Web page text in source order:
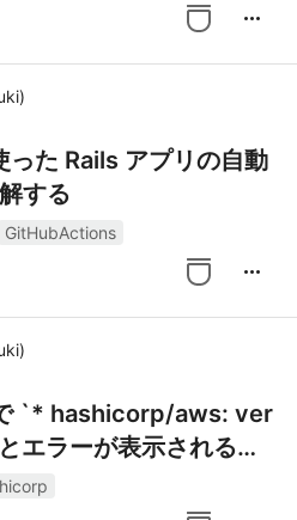
more_horiz
)
た Rails アプリの自動
する
GitHubActions
more_horiz
)
`* hashicorp/aws: ver
エラーが表示される場